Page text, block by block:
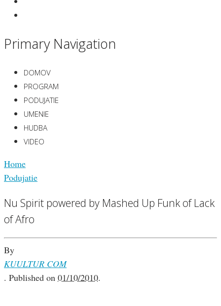
Primary Navigation
DOMOV
PROGRAM
PODUJATIE
UMENIE
HUDBA
VIDEO
Home
Podujatie
Nu Spirit powered by Mashed Up Funk of Lack
of Afro
By
KUULTUR COM
. Published on 01/10/2010.